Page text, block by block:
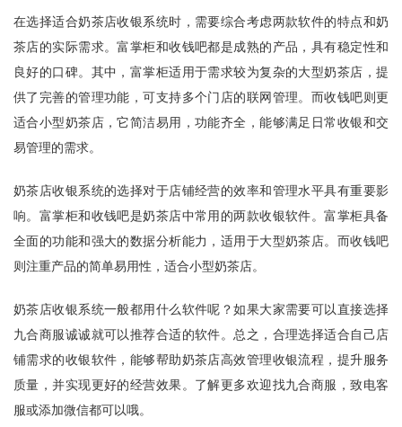
在选择适合奶茶店收银系统时，需要综合考虑两款软件的特点和奶
茶店的实际需求。富掌柜和收钱吧都是成熟的产品，具有稳定性和
良好的口碑。其中，富掌柜适用于需求较为复杂的大型奶茶店，提
供了完善的管理功能，可支持多个门店的联网管理。而收钱吧则更
适合小型奶茶店，它简洁易用，功能齐全，能够满足日常收银和交
易管理的需求。
奶茶店收银系统的选择对于店铺经营的效率和管理水平具有重要影
响。富掌柜和收钱吧是奶茶店中常用的两款收银软件。富掌柜具备
全面的功能和强大的数据分析能力，适用于大型奶茶店。而收钱吧
则注重产品的简单易用性，适合小型奶茶店。
奶茶店收银系统一般都用什么软件呢？如果大家需要可以直接选择
九合商服诚诚就可以推荐合适的软件。总之，合理选择适合自己店
铺需求的收银软件，能够帮助奶茶店高效管理收银流程，提升服务
质量，并实现更好的经营效果。了解更多欢迎找九合商服 ，致电客
服或添加微信都可以哦。